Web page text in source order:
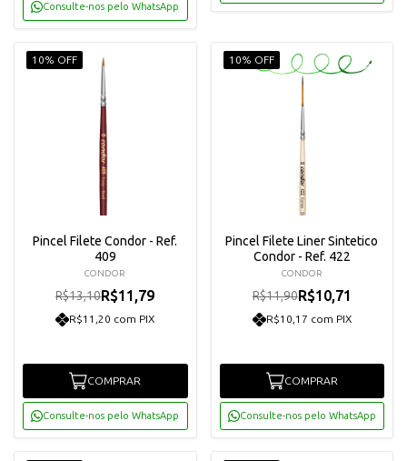
Consulte-nos pelo WhatsApp
10% OFF
Pincel Filete Condor - Ref.
409
CONDOR
R$13,10R$11,79
R$11,20 com PIX
COMPRAR
Consulte-nos pelo WhatsApp
10% OFF
Pincel Filete Liner Sintetico
Condor - Ref. 422
CONDOR
R$11,90R$10,71
R$10,17 com PIX
COMPRAR
Consulte-nos pelo WhatsApp